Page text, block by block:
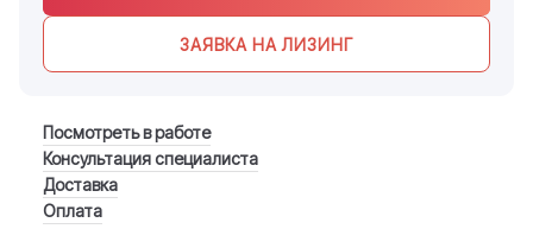
ЗАЯВКА НА ЛИЗИНГ
Посмотреть в работе
Консультация специалиста
Доставка
Оплата